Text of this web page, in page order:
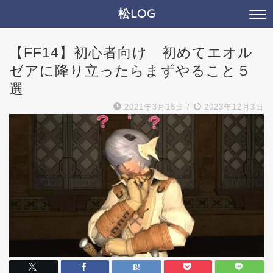
松LOG
【FF14】初心者向け 初めてエオル
ゼアに降り立ったらまずやること５
選
2021年3月18日 / 2023年12月3日